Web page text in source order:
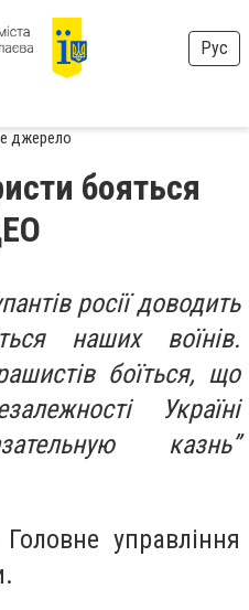
Рус
джерело
бояться
росії доводить
наших воїнів.
боїться, що
Україні
казнь”
управління